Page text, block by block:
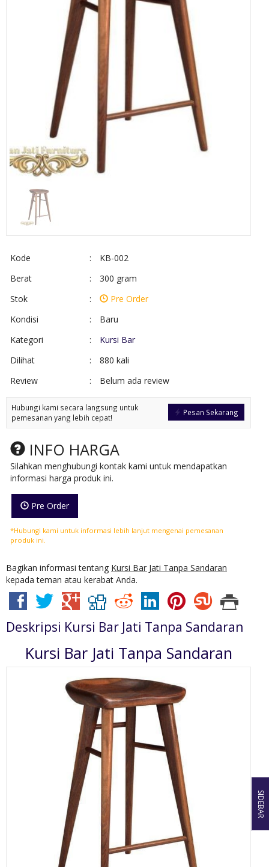
Kode :
KB-002
Berat
:
300 gram
Stok
:
Pre Order
Kondisi
:
Baru
Kategori
:
Kursi Bar
Dilihat
:
880 kali
Review
: Belum ada review
Pesan Sekarang
Hubungi kami secara langsung untuk
pemesanan yang lebih cepat!
INFO HARGA
Silahkan menghubungi kontak kami untuk mendapatkan
informasi harga produk ini.
Pre Order
*Hubungi kami untuk informasi lebih lanjut mengenai pemesanan
produk ini.
Bagikan informasi tentang Kursi Bar Jati Tanpa Sandaran
kepada teman atau kerabat Anda.
Deskripsi Kursi Bar Jati Tanpa Sandaran
Kursi Bar Jati Tanpa Sandaran
SIDEBAR